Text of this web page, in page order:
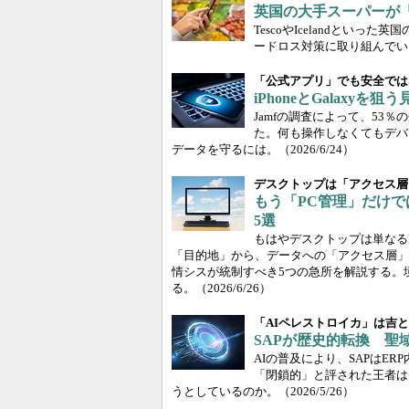
英国の大手スーパーが
TescoやIcelandといった英
ードロス対策に取り組んで
「公式アプリ」でも安全で
iPhoneとGalaxyを狙
Jamfの調査によって、53％
た。何も操作しなくてもデ
データを守るには。
（2026/6/24）
デスクトップは「アクセス
もう「PC管理」だけ
5選
もはやデスクトップは単な
「目的地」から、データへの「アクセス層
情シスが統制すべき5つの急所を解説する
る。
（2026/6/26）
「AIペレストロイカ」は吉
SAPが歴史的転換 聖
AIの普及により、SAPは
「閉鎖的」と評された王者
うとしているのか。
（2026/5/26）